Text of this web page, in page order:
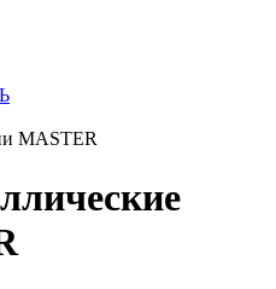
MASTER